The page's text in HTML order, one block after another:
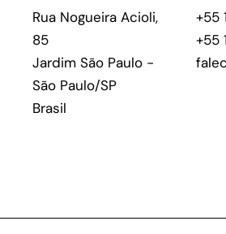
Rua Nogueira Acioli,
85
Jardim São Paulo -
São Paulo/SP
Brasil
+55
+55